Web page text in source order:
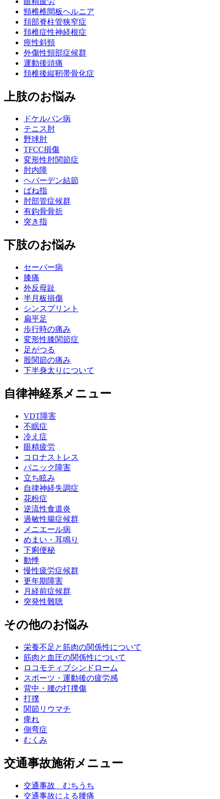
頸椎椎間板ヘルニア
頚部脊柱管狭窄症
頚椎症性神経根症
痙性斜頸
外傷性頸部症候群
運動後頭痛
頚椎後縦靭帯骨化症
上肢のお悩み
ドケルバン病
テニス肘
野球肘
TFCC損傷
変形性肘関節症
肘内障
ヘバーデン結節
ばね指
肘部管症候群
有鈎骨骨折
突き指
下肢のお悩み
セーバー病
膝痛
外反母趾
半月板損傷
シンスプリント
扁平足
歩行時の痛み
変形性膝関節症
足がつる
股関節の痛み
下半身太りについて
自律神経系メニュー
VDT障害
不眠症
冷え症
眼精疲労
コロナストレス
パニック障害
立ち眩み
自律神経失調症
花粉症
逆流性食道炎
過敏性腸症候群
メニエール病
めまい・耳鳴り
下痢便秘
動悸
慢性疲労症候群
更年期障害
月経前症候群
突発性難聴
その他のお悩み
栄養不足と筋肉の関係性について
筋肉と血圧の関係性について
ロコモティブシンドローム
スポーツ・運動後の疲労感
背中・腰の打撲傷
打撲
関節リウマチ
痺れ
側弯症
むくみ
交通事故施術メニュー
交通事故 むちうち
交通事故による腰痛